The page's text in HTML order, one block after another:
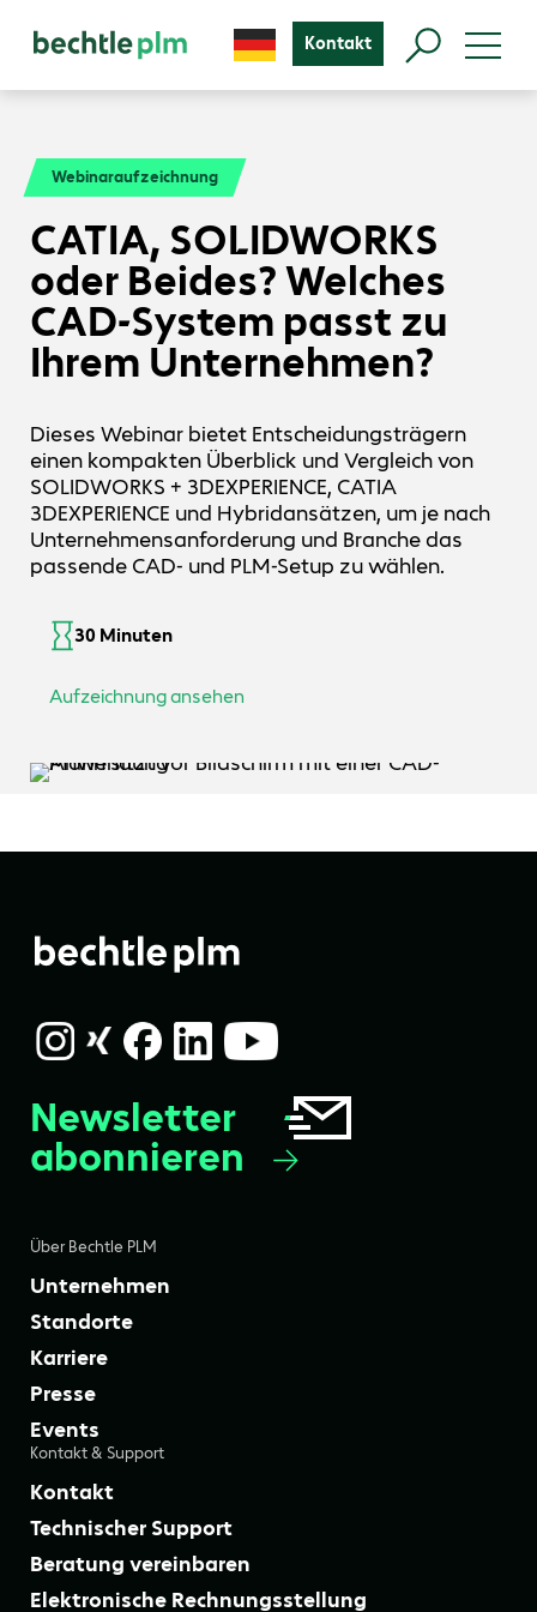
Kontakt
Webinaraufzeichnung
CATIA, SOLIDWORKS
oder Beides? Welches
CAD-System passt zu
Ihrem Unternehmen?
Dieses Webinar bietet Entscheidungsträgern
einen kompakten Überblick und Vergleich von
SOLIDWORKS + 3DEXPERIENCE, CATIA
3DEXPERIENCE und Hybridansätzen, um je nach
Unternehmensanforderung und Branche das
passende CAD- und PLM-Setup zu wählen.
30 Minuten
Aufzeichnung ansehen
Über Bechtle PLM
Unternehmen
Standorte
Karriere
Presse
Events
Kontakt & Support
Kontakt
Technischer Support
Beratung vereinbaren
Elektronische Rechnungsstellung
Newsletter
abonnieren